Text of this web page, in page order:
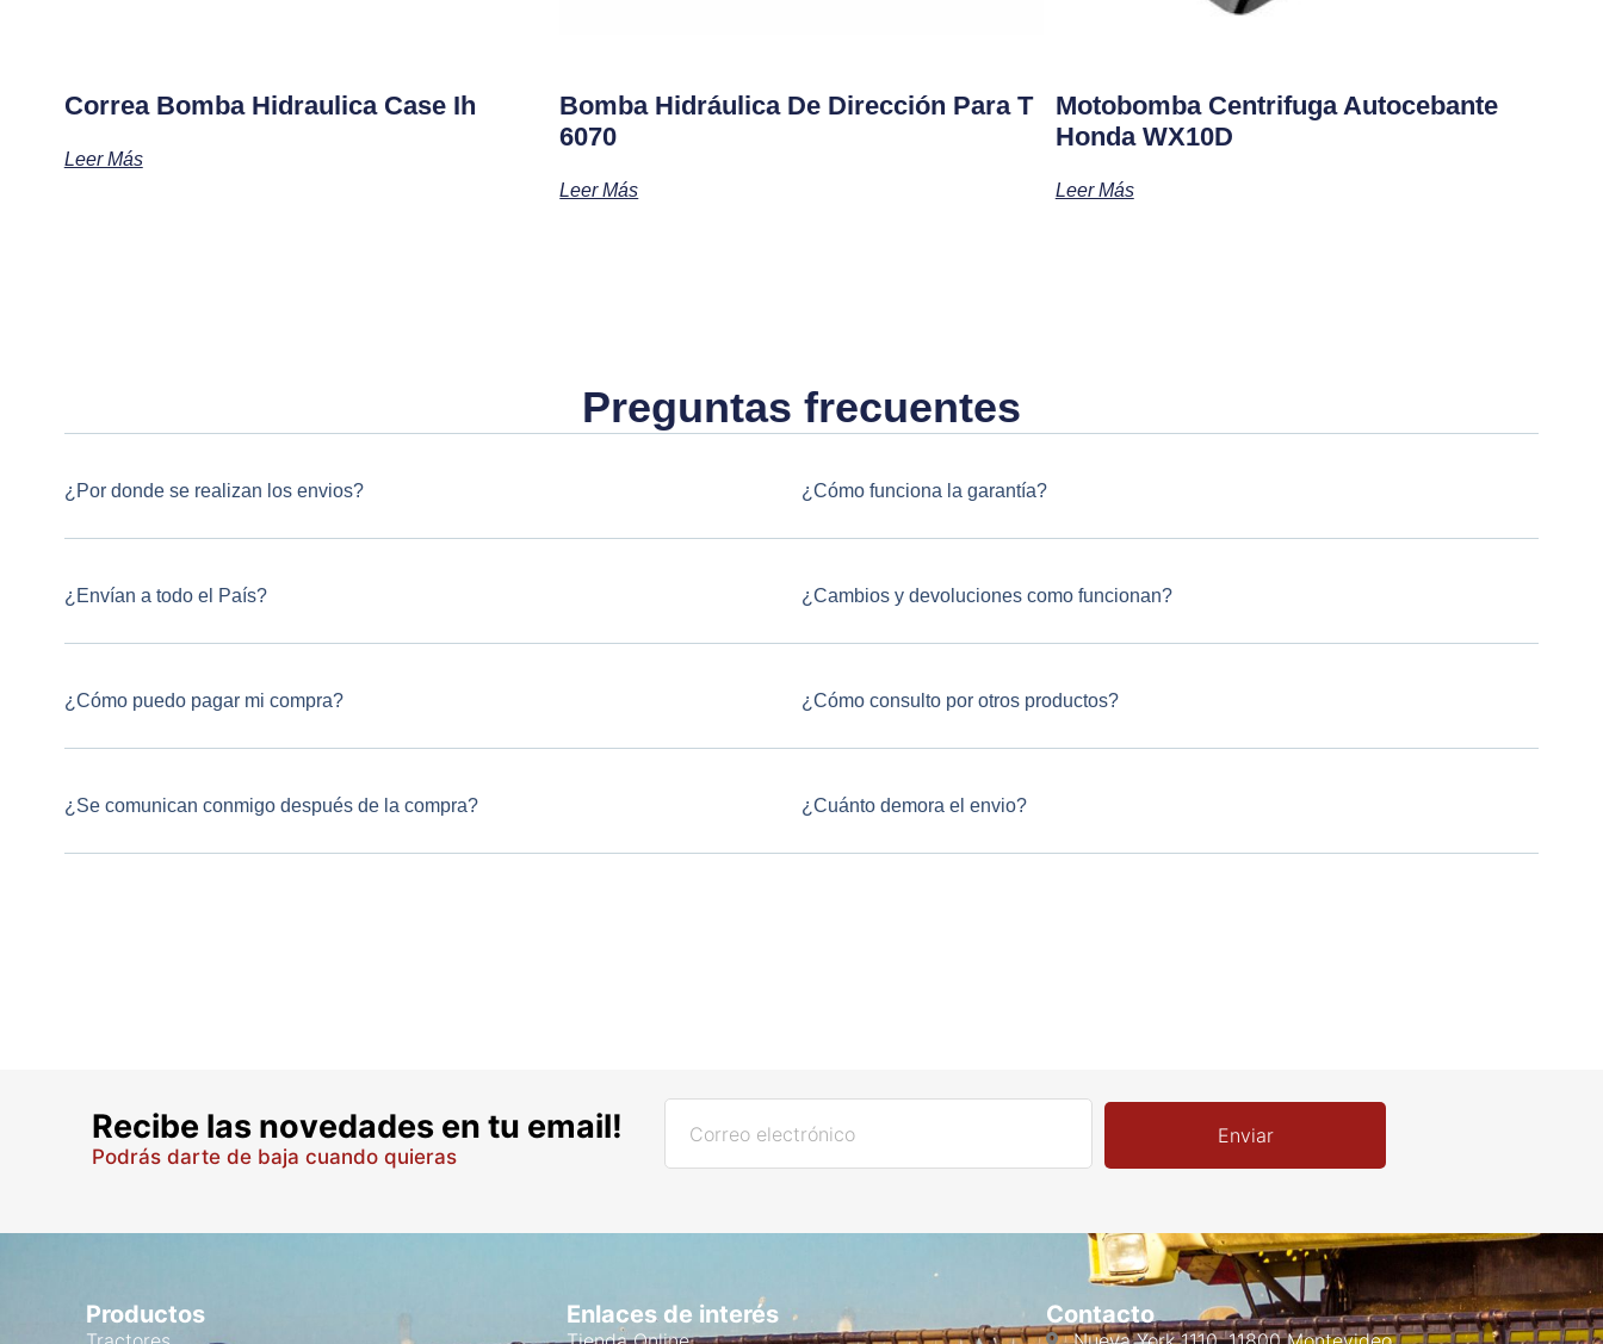
Correa Bomba Hidraulica Case Ih
Leer Más
Bomba Hidráulica De Dirección Para T
6070
Leer Más
Motobomba Centrifuga Autocebante
Honda WX10D
Leer Más
Preguntas frecuentes
¿Por donde se realizan los envios?
¿Envían a todo el País?
¿Cómo puedo pagar mi compra?
¿Se comunican conmigo después de la compra?
¿Cómo funciona la garantía?
¿Cambios y devoluciones como funcionan?
¿Cómo consulto por otros productos?
¿Cuánto demora el envio?
Recibe las novedades en tu email!
Podrás darte de baja cuando quieras
Enviar
Productos Enlaces de interés Contacto